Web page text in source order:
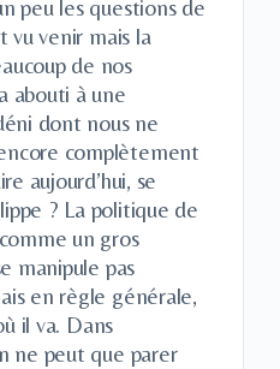
peu les questions de
vu venir mais la
de nos
abouti à une
dont nous ne
complètement
aujourd’hui, se
? La politique de
un gros
manipule pas
en règle générale,
il va. Dans
ne peut que parer